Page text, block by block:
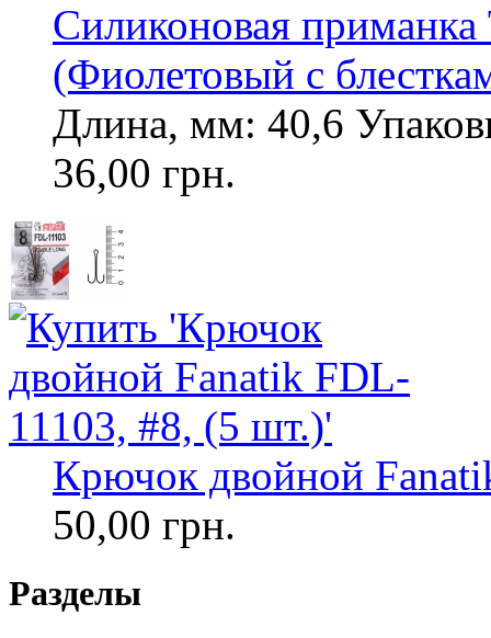
Силиконовая
(Фиолетовый с
Длина, мм: 40,6
36,00 грн.
Крючок двойной
50,00 грн.
Разделы